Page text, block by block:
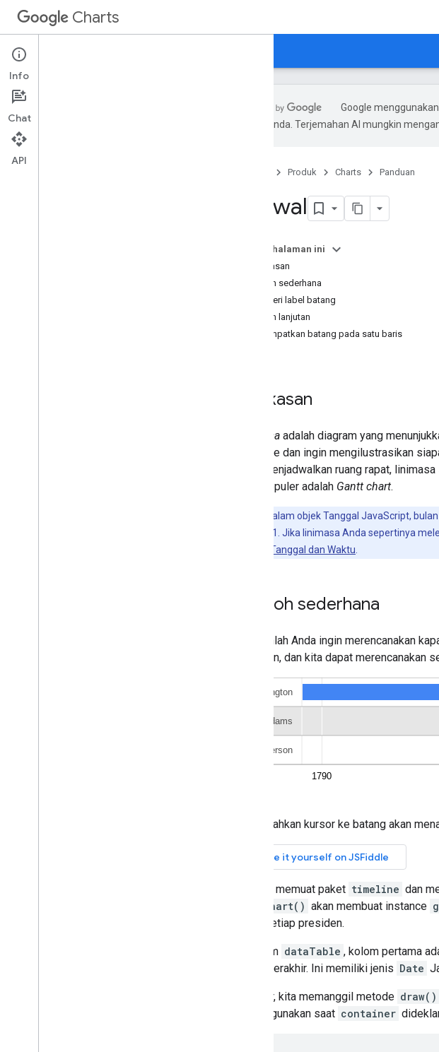
Charts
Ikhtisar
Google
pilihan Anda. Terjemahan AI mungkin
Produk Charts Panduan
Jadwal
Pada halaman ini
Ringkasan
Contoh sederhana
Memberi label batang
Contoh lanjutan
Menempatkan batang pada satu baris
Ringkasan
Linimasa adalah diagram yang
software dan ingin mengilustrasikan
perlu menjadwalkan ruang rapat,
yang populer adalah Gantt chart.
Dalam objek Tanggal JavaScript,
adalah bulan 11. Jika linimasa Anda sepertinya
Tanggal dan Waktu
Contoh sederhana
Katakanlah Anda ingin merencanakan
presiden, dan kita dapat merencanakan
Mengarahkan kursor ke batang akan
Setelah memuat paket timeline dan
drawChart() akan membuat instance
untuk setiap presiden.
Di dalam dataTable , kolom pertama
waktu berakhir. Ini memiliki jenis Date
Terakhir, kita memanggil metode draw()
yang digunakan saat container
Info
Chat
API